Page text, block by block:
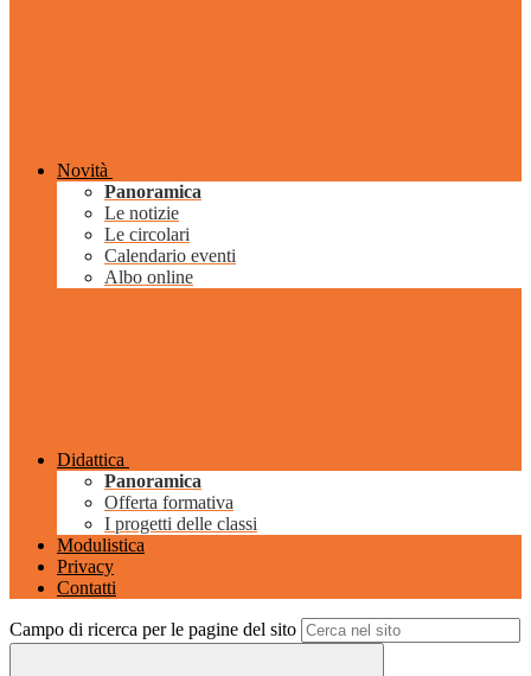
Novità
Panoramica
Le notizie
Le circolari
Calendario eventi
Albo online
Didattica
Panoramica
Offerta formativa
I progetti delle classi
Modulistica
Privacy
Contatti
Campo di ricerca per le pagine del sito